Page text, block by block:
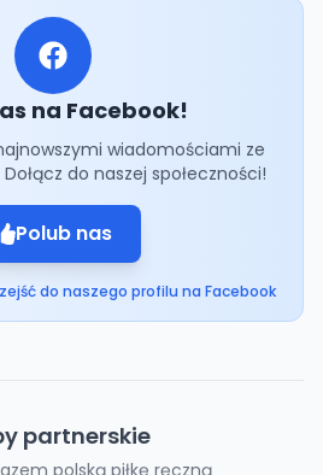
na Facebook!
wiadomościami ze
do naszej społeczności!
Polub nas
do naszego profilu na Facebook
partnerskie
polską piłkę ręczną